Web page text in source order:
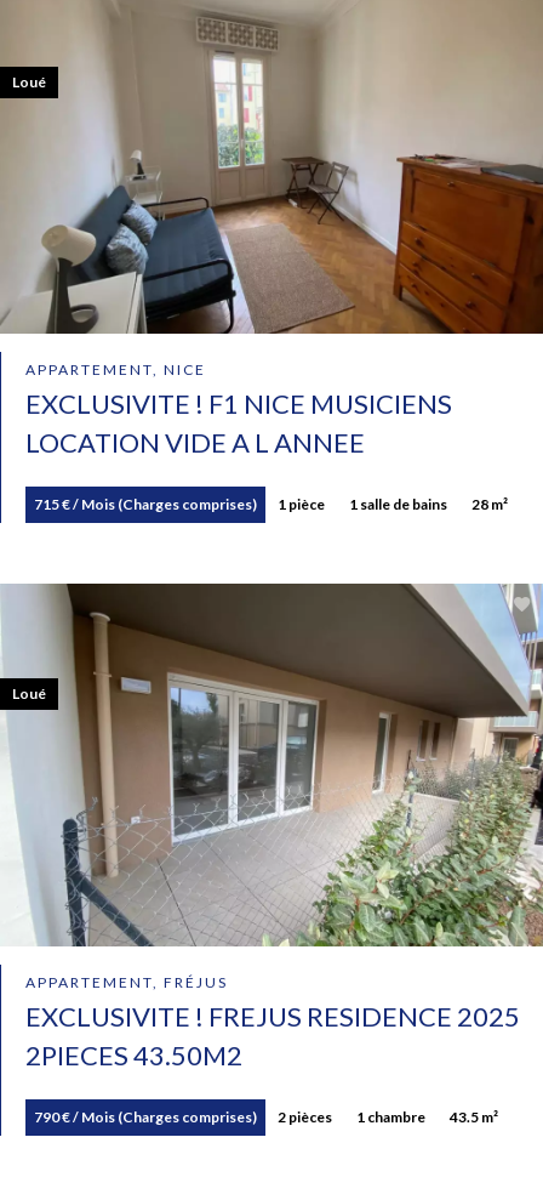
APPARTEMENT, NICE
EXCLUSIVITE ! F1 NICE MUSICIENS
LOCATION VIDE A L ANNEE
715 € / Mois (Charges comprises) 1 pièce 1 salle de bains 28 m²
Loué
APPARTEMENT, FRÉJUS
EXCLUSIVITE ! FREJUS RESIDENCE 2025
2PIECES 43.50M2
790 € / Mois (Charges comprises) 2 pièces 1 chambre 43.5 m²
Loué